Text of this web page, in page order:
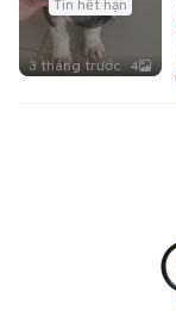
Tin hết hạn
3 tháng trước 4